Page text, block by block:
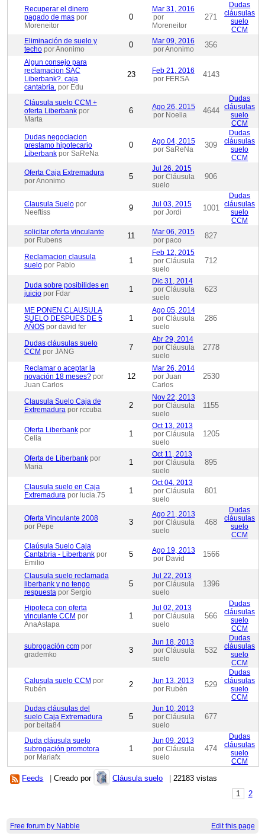
Recuperar el dinero
pagado de mas por
Moreneitor
0
Mar 31, 2016
por
Moreneitor
271
Dudas
cláusulas
suelo
CCM
Eliminación de suelo y
techo por Anonimo 0
Mar 09, 2016
por Anonimo
356
Algun consejo para
reclamacion SAC
Liberbank?. caja
cantabria. por Edu
23
Feb 21, 2016
por FERSA
4143
Cláusula suelo CCM +
oferta Liberbank por
Marta
6
Ago 26, 2015
por Noelia
4644
Dudas
cláusulas
suelo
CCM
Dudas negociacion
prestamo hipotecario
Liberbank por SaReNa
0
Ago 04, 2015
por SaReNa
309
Dudas
cláusulas
suelo
CCM
Oferta Caja Extremadura
por Anonimo
5
Jul 26, 2015
por Cláusula
suelo
906
Clausula Suelo por
Neeftiss
9
Jul 03, 2015
por Jordi
1001
Dudas
cláusulas
suelo
CCM
solicitar oferta vinculante
por Rubens
11
Mar 06, 2015
por paco
827
Reclamacion clausula
suelo por Pablo 1
Feb 12, 2015
por Cláusula
suelo
712
Duda sobre posibilides en
juicio por Fdar 1
Dic 31, 2014
por Cláusula
suelo
623
ME PONEN CLAUSULA
SUELO DESPUES DE 5
AÑOS por david fer
1
Ago 05, 2014
por Cláusula
suelo
286
Dudas cláusulas suelo
CCM por JANG 7
Abr 29, 2014
por Cláusula
suelo
2778
Reclamar o aceptar la
novación 18 meses? por
Juan Carlos
12
Mar 26, 2014
por Juan
Carlos
2530
Clausula Suelo Caja de
Extremadura por rccuba 2
Nov 22, 2013
por Cláusula
suelo
1155
Oferta Liberbank por
Celia
1
Oct 13, 2013
por Cláusula
suelo
1205
Oferta de Liberbank por
Maria
1
Oct 11, 2013
por Cláusula
suelo
895
Clausula suelo en Caja
Extremadura por lucia.75 1
Oct 04, 2013
por Cláusula
suelo
801
Oferta Vinculante 2008
por Pepe
3
Ago 21, 2013
por Cláusula
suelo
468
Dudas
cláusulas
suelo
CCM
Claúsula Suelo Caja
Cantabria - Liberbank por
Emilio
5
Ago 19, 2013
por David
1566
Clausula suelo reclamada
liberbank y no tengo
respuesta por Sergio
5
Jul 22, 2013
por Cláusula
suelo
1396
Hipoteca con oferta
vinculante CCM por
AnaAstapa
1
Jul 02, 2013
por Cláusula
suelo
566
Dudas
cláusulas
suelo
CCM
subrogación ccm por
grademko
3
Jun 18, 2013
por Cláusula
suelo
532
Dudas
cláusulas
suelo
CCM
Calusula suelo CCM por
Rubén
2
Jun 13, 2013
por Rubén
529
Dudas
cláusulas
suelo
CCM
Dudas cláusulas del
suelo Caja Extremadura
por beita84
5
Jun 10, 2013
por Cláusula
suelo
677
Duda cláusula suelo
subrogación promotora
por Mariafx
1
Jun 09, 2013
por Cláusula
suelo
474
Dudas
cláusulas
suelo
CCM
1 2
Feeds Creado por Cláusula suelo 22183 vistas
Free forum by Nabble Edit this page